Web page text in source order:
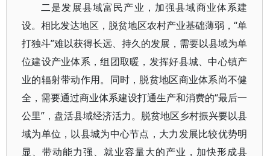
二是发展县域富民产业，加强县域商业体系建
设。相比发达地区，脱贫地区农村产业基础薄弱，“单
打独斗”难以获得长远、持久的发展，需要以县域为单
位建设产业体系，组团取暖，发挥好县城、中心镇产
业的辐射带动作用。同时，脱贫地区商业体系尚不健
全，需要通过商业体系建设打通生产和消费的“最后一
公里”，盘活县域经济活力。脱贫地区乡村振兴要以县
域为单位，以县城为中心节点，大力发展比较优势明
显、带动能力强、就业容量大的产业，加快形成县